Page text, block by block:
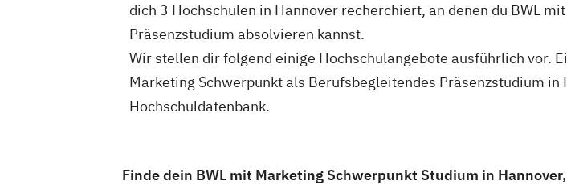
dich 3 Hochschulen in Hannover recherchiert, an denen du BWL
Präsenzstudium absolvieren kannst.
Wir stellen dir folgend einige Hochschulangebote ausführlich vor.
Marketing Schwerpunkt als Berufsbegleitendes Präsenzstudium
Hochschuldatenbank.
Finde dein BWL mit Marketing Schwerpunkt Studium in